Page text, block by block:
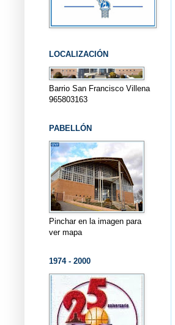
LOCALIZACIÓN
Barrio San Francisco Villena
965803163
PABELLÓN
Pinchar en la imagen para
ver mapa
1974 - 2000